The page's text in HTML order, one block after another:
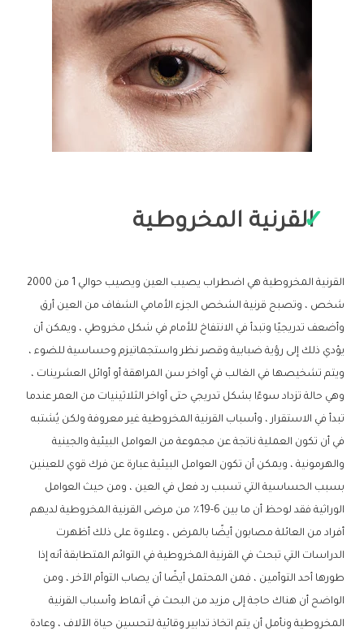
القرنية المخروطية
القرنية المخروطية هي اضطراب يصيب العين ويصيب حوالي 1 من 2000
شخص ، وتصبح قرنية الشخص الجزء الأمامي الشفاف من العين أرق
وأضعف تدريجيًا وتبدأ في الانتفاخ للأمام في شكل مخروطي ، ويمكن أن
يؤدي ذلك إلى رؤية ضبابية وقصر نظر واستجماتيزم وحساسية للضوء ،
ويتم تشخيصها في الغالب في أواخر سن المراهقة أو أوائل العشرينات ،
وهي حالة تزداد سوءًا بشكل تدريجي حتى أواخر الثلاثينيات من العمر عندما
تبدأ في الاستقرار ، وأسباب القرنية المخروطية غير معروفة ولكن يُشتبه
في أن تكون العملية ناتجة عن مجموعة من العوامل البيئية والجينية
والهرمونية ، ويمكن أن تكون العوامل البيئية عبارة عن فرك قوي للعينين
بسبب الحساسية التي تسبب رد فعل في العين ، ومن حيث العوامل
الوراثية فقد لوحظ أن ما بين 6-19٪ من مرضى القرنية المخروطية لديهم
أفراد من العائلة مصابون أيضًا بالمرض ، وعلاوة على ذلك أظهرت
الدراسات التي تبحث في القرنية المخروطية في التوائم المتطابقة أنه إذا
طورها أحد التوأمين ، فمن المحتمل أيضًا أن يصاب التوأم الآخر ، ومن
الواضح أن هناك حاجة إلى مزيد من البحث في أنماط وأسباب القرنية
المخروطية ونأمل أن يتم اتخاذ تدابير وقائية لتحسين حياة الآلاف ، وعادة